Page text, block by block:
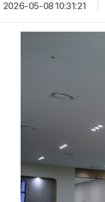
2026-05-08 10:31:21